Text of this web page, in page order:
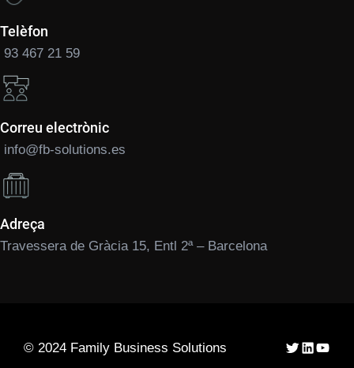
Telèfon
93 467 21 59
Correu electrònic
info@fb-solutions.es
Adreça
Travessera de Gràcia 15, Entl 2ª – Barcelona
© 2024 Family Business Solutions Twitter
LinkedIn